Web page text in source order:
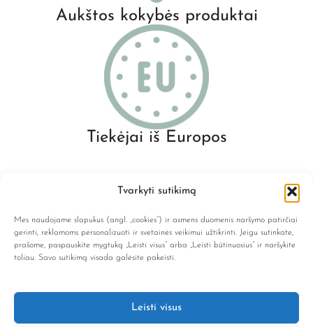
Tvarkyti sutikimą
Mes naudojame slapukus (angl. „cookies“) ir asmens duomenis naršymo patirčiai
gerinti, reklamoms personalizuoti ir svetainės veikimui užtikrinti. Jeigu sutinkate,
prašome, paspauskite mygtuką „Leisti visus“ arba „Leisti būtinuosius“ ir naršykite
toliau. Savo sutikimą visada galėsite pakeisti.
Leisti visus
Aukštos kokybės produktai
Tiekėjai iš Europos
info@lene.lt